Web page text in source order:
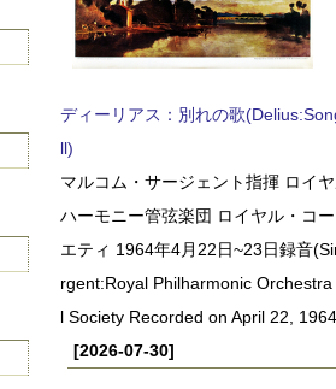
ディーリアス：別れの歌
ll)
マルコム・サージェント指揮 ロイ
ハーモニー管弦楽団 ロイヤル・コ
エティ 1964年4月22日~23日録音
rgent:Royal Philharmonic
l Society Recorded on April 22,
[2026-07-30]